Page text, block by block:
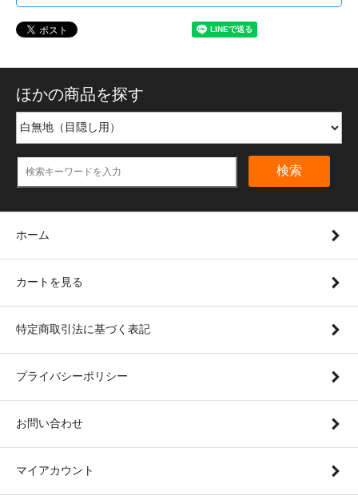
ほかの商品を探す
検索
ホーム
カートを見る
特定商取引法に基づく表記
プライバシーポリシー
お問い合わせ
マイアカウント